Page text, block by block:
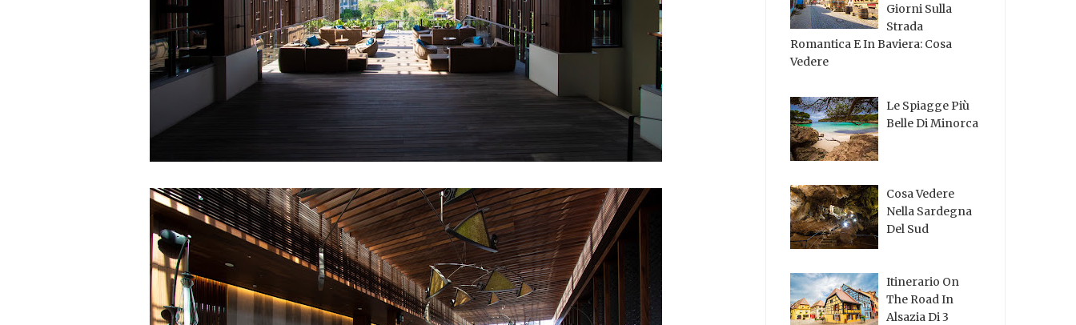
Giorni Sulla
Strada
Romantica E In Baviera: Cosa
Vedere
Le Spiagge Più
Belle Di Minorca
Cosa Vedere
Nella Sardegna
Del Sud
Itinerario On
The Road In
Alsazia Di 3